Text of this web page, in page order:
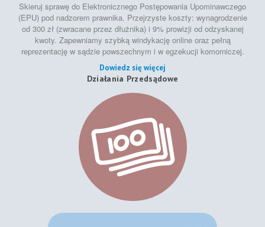
Skieruj sprawę do Elektronicznego Postępowania Upominawczego
(EPU) pod nadzorem prawnika. Przejrzyste koszty: wynagrodzenie
od 300 zł (zwracane przez dłużnika) i 9% prowizji od odzyskanej
kwoty. Zapewniamy szybką windykację online oraz pełną
reprezentację w sądzie powszechnym i w egzekucji komorniczej.
Dowiedz się więcej
Działania Przedsądowe